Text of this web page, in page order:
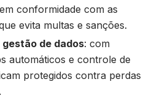
conformidade com as
evita multas e sanções.
de dados: com
automáticos e controle de
protegidos contra perdas